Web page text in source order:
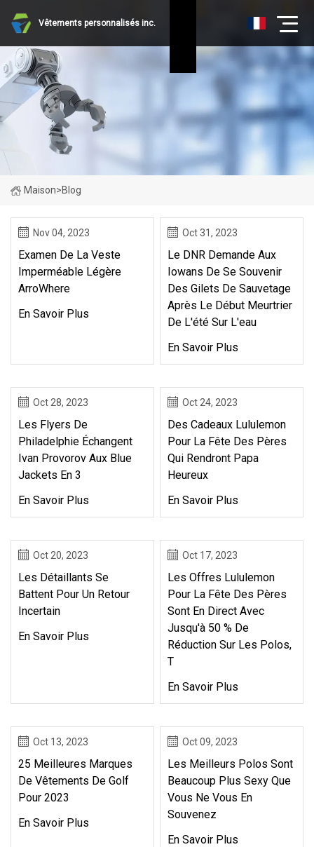
Vêtements personnalisés inc.
Maison>Blog
Nov 04, 2023
Examen De La Veste
Imperméable Légère
ArroWhere
En Savoir Plus
Oct 31, 2023
Le DNR Demande Aux
Iowans De Se Souvenir
Des Gilets De Sauvetage
Après Le Début Meurtrier
De L'été Sur L'eau
En Savoir Plus
Oct 28, 2023
Les Flyers De
Philadelphie Échangent
Ivan Provorov Aux Blue
Jackets En 3
En Savoir Plus
Oct 24, 2023
Des Cadeaux Lululemon
Pour La Fête Des Pères
Qui Rendront Papa
Heureux
En Savoir Plus
Oct 20, 2023
Les Détaillants Se
Battent Pour Un Retour
Incertain
En Savoir Plus
Oct 17, 2023
Les Offres Lululemon
Pour La Fête Des Pères
Sont En Direct Avec
Jusqu'à 50 % De
Réduction Sur Les Polos,
T
En Savoir Plus
Oct 13, 2023
25 Meilleures Marques
De Vêtements De Golf
Pour 2023
En Savoir Plus
Oct 09, 2023
Les Meilleurs Polos Sont
Beaucoup Plus Sexy Que
Vous Ne Vous En
Souvenez
En Savoir Plus